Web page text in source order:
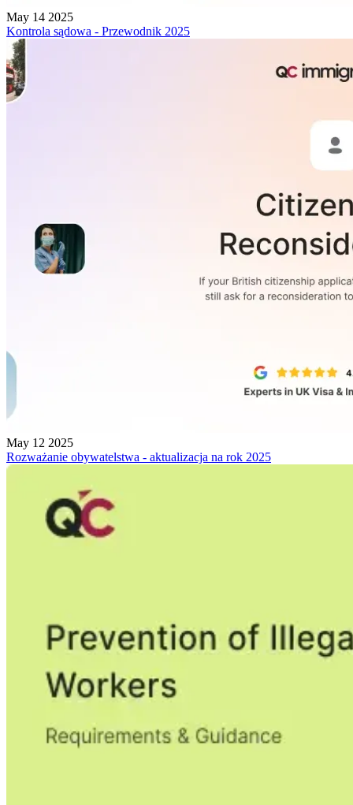
May 14 2025
Kontrola sądowa - Przewodnik 2025
May 12 2025
Rozważanie obywatelstwa - aktualizacja na rok 2025